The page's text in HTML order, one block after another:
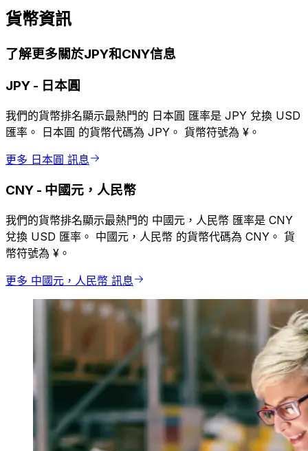
貨幣資訊
了解更多關於JPY和CNY信息
JPY - 日本圓
我們的貨幣排名顯示最熱門的 日本圓 匯率是 JPY 兌換 USD
匯率。 日本圓 的貨幣代碼為 JPY。 貨幣符號為 ¥。
更多 日本圓 訊息
CNY - 中國元，人民幣
我們的貨幣排名顯示最熱門的 中國元，人民幣 匯率是 CNY
兌換 USD 匯率。 中國元，人民幣 的貨幣代碼為 CNY。 貨
幣符號為 ¥。
更多 中國元，人民幣 訊息